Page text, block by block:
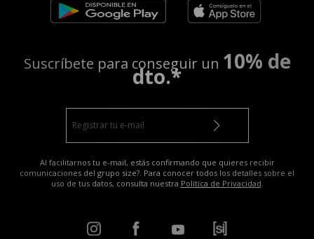
Suscríbete para conseguir un 10% de
dto.*
Al facilitarnos tu e-mail, estás confirmando que quieres recibir
comunicaciones del grupo size?. Para conocer todos los detalles sobre el
uso de tus datos, consulta nuestra Política de Privacidad